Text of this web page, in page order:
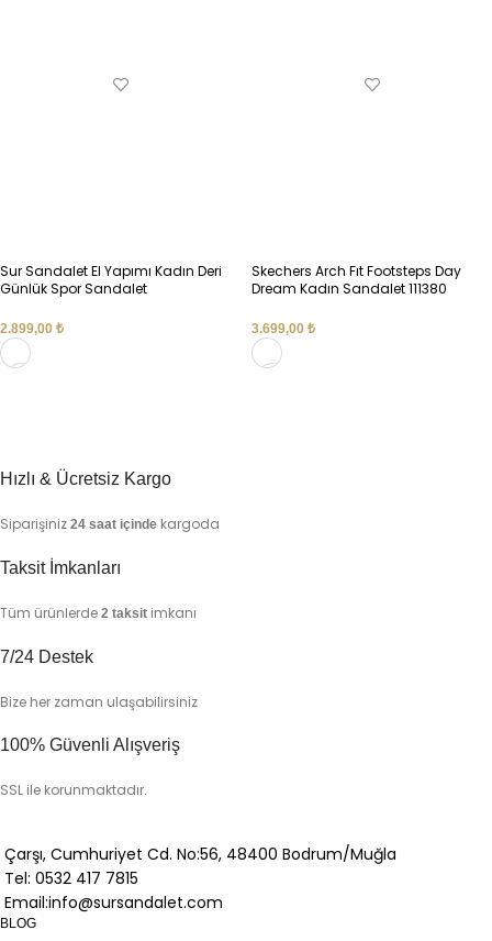
Sur Sandalet El Yapımı Kadın Deri
Günlük Spor Sandalet
2.899,00 ₺
Skechers Arch Fıt Footsteps Day
Dream Kadın Sandalet 111380
3.699,00 ₺
Hızlı & Ücretsiz Kargo
Siparişiniz 24 saat içinde kargoda
Taksit İmkanları
Tüm ürünlerde 2 taksit imkanı
7/24 Destek
Bize her zaman ulaşabilirsiniz
100% Güvenli Alışveriş
SSL ile korunmaktadır.
Çarşı, Cumhuriyet Cd. No:56, 48400 Bodrum/Muğla
Tel: 0532 417 7815
Email:info@sursandalet.com
BLOG